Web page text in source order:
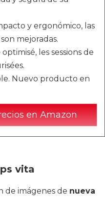
y ergonómico, las
mejoradas.
les sessions de
Nuevo producto en
en Amazon
vita
de imágenes de nueva